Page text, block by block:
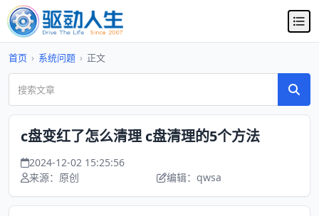
首页 › 系统问题 › 正文
c盘变红了怎么清理 c盘清理的5个方法
2024-12-02 15:25:56
来源：原创
编辑：qwsa